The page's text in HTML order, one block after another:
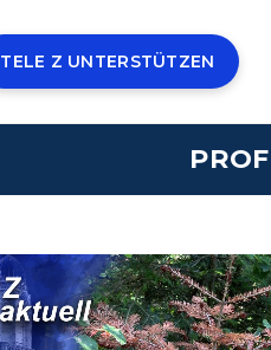
TELE Z UNTERSTÜTZEN